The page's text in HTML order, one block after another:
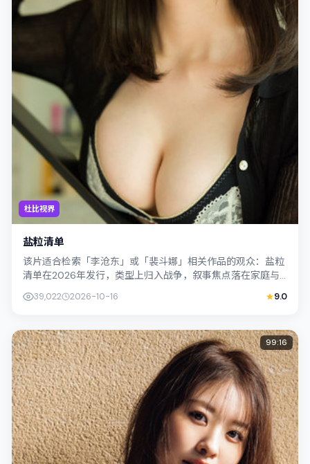
杜比视界
盐粒清单
该片适合检索「李沧东」或「裴斗娜」相关作品的观众：盐粒
清单在2026年发行，类型上归入战争，叙事焦点落在家庭与
39,022 2026-10-16 9.0
99:16